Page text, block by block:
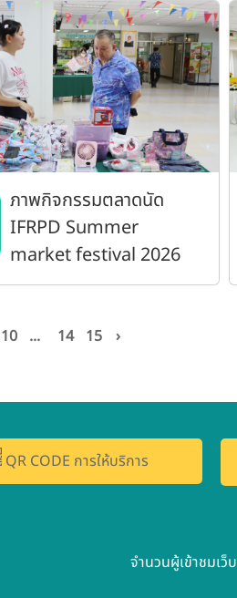
ด้วยเครื่องเอกซ์ทรูเดอร์
ภาพกิจกรรมตลาดนัด
IFRPD Summer
market festival 2026
10 ... 14 15 ›
QR CODE การให้บริการ
จำนวนผู้เข้าชมเว็